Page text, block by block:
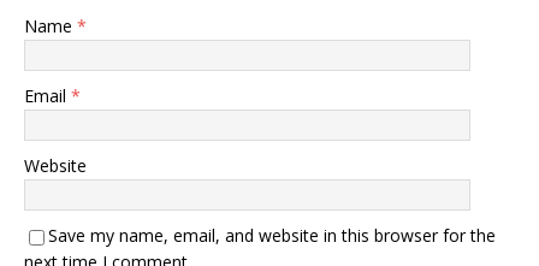
Name *
Email *
Website
Save my name, email, and website in this browser for the